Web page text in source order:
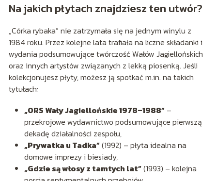
Na jakich płytach znajdziesz ten utwór?
„Córka rybaka” nie zatrzymała się na jednym winylu z
1984 roku. Przez kolejne lata trafiała na liczne składanki i
wydania podsumowujące twórczość Wałów Jagiellońskich
oraz innych artystów związanych z lekką piosenką. Jeśli
kolekcjonujesz płyty, możesz ją spotkać m.in. na takich
tytułach:
„ORS Wały Jagiellońskie 1978–1988”–
przekrojowe wydawnictwo podsumowujące pierwszą
dekadę działalności zespołu,
„Prywatka u Tadka”(1992) – płyta idealna na
domowe imprezy i biesiady,
„Gdzie są włosy z tamtych lat”(1993) – kolejna